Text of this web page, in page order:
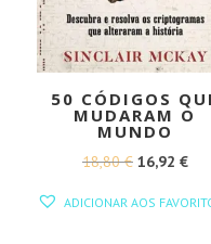
50 CÓDIGOS
MUDARAM O
MUNDO
18,80€ O
16,92 €O
ADICIONAR AOS